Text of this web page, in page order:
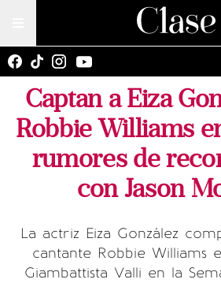
Captan a Eiza
Robbie Williams
rumores de
con Jason
La actriz Eiza González
cantante Robbie Williams
Giambattista Valli en la